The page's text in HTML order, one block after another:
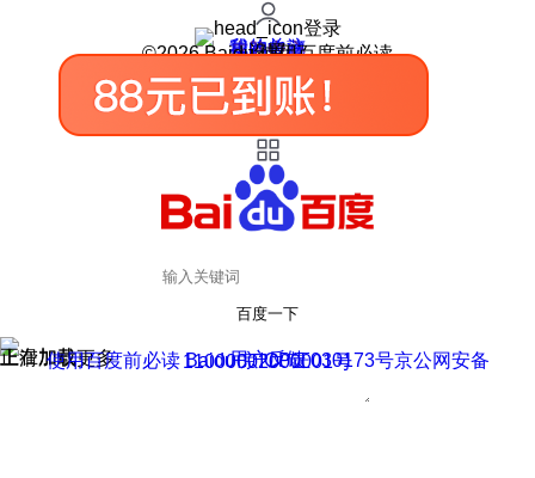
登录
我的关注
我的收藏
皮肤中心
用户反馈
设置
©2026 Baidu 使用百度前必读
百度一下
正在加载
上滑加载更多 用户反馈
使用百度前必读 Baidu 京ICP证030173号
京公网安备11000002000001号